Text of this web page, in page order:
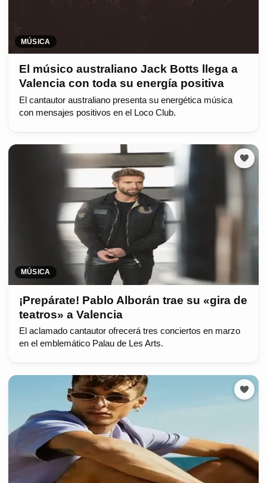
MÚSICA
El músico australiano Jack Botts llega a
Valencia con toda su energía positiva
El cantautor australiano presenta su energética música
con mensajes positivos en el Loco Club.
MÚSICA
¡Prepárate! Pablo Alborán trae su «gira de
teatros» a Valencia
El aclamado cantautor ofrecerá tres conciertos en marzo
en el emblemático Palau de Les Arts.